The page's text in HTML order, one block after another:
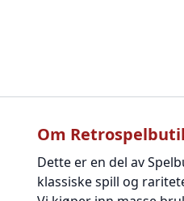
Om
Dette er en del av
klassiske spill og